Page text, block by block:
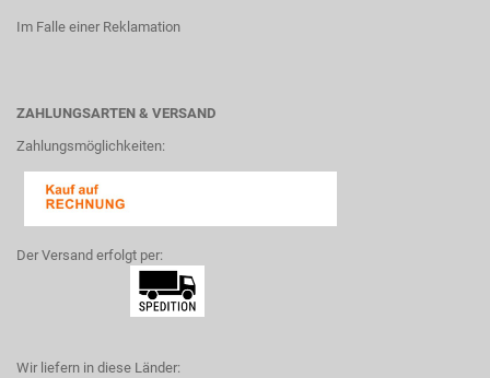
Im Falle einer Reklamation
ZAHLUNGSARTEN & VERSAND
Zahlungsmöglichkeiten:
Der Versand erfolgt per:
Wir liefern in diese Länder: